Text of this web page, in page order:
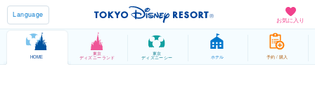
お気に入り
Language
HOME
東京
ディズニーランド
東京
ディズニーシー ホテル 予約 / 購入